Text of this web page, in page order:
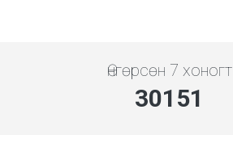
Өнгөрсөн 7 хоногт
30151